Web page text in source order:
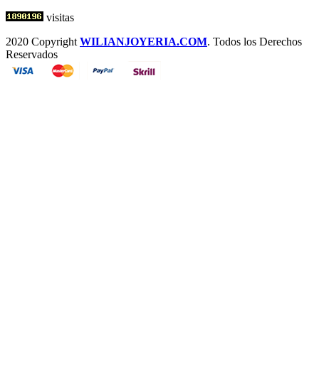
visitas
2020 Copyright WILIANJOYERIA.COM. Todos los Derechos
Reservados